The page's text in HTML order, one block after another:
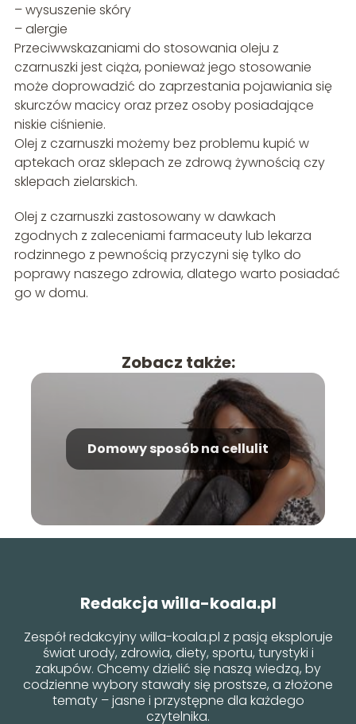
– wysuszenie skóry
– alergie
Przeciwwskazaniami do stosowania oleju z
czarnuszki jest ciąża, ponieważ jego stosowanie
może doprowadzić do zaprzestania pojawiania się
skurczów macicy oraz przez osoby posiadające
niskie ciśnienie.
Olej z czarnuszki możemy bez problemu kupić w
aptekach oraz sklepach ze zdrową żywnością czy
sklepach zielarskich.
Olej z czarnuszki zastosowany w dawkach
zgodnych z zaleceniami farmaceuty lub lekarza
rodzinnego z pewnością przyczyni się tylko do
poprawy naszego zdrowia, dlatego warto posiadać
go w domu.
Zobacz także:
Domowy sposób na cellulit
Redakcja willa-koala.pl
Zespół redakcyjny willa-koala.pl z pasją eksploruje
świat urody, zdrowia, diety, sportu, turystyki i
zakupów. Chcemy dzielić się naszą wiedzą, by
codzienne wybory stawały się prostsze, a złożone
tematy – jasne i przystępne dla każdego
czytelnika.